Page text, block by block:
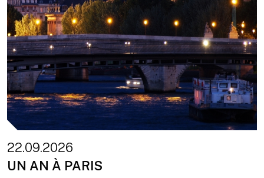
22.09.2026
UN AN À PARIS